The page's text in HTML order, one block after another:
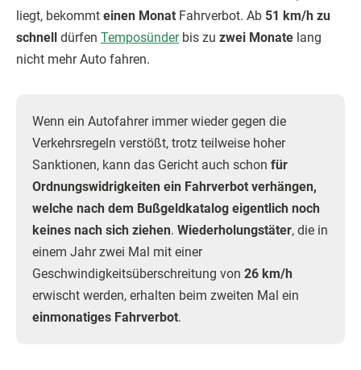
liegt, bekommt einen Monat Fahrverbot. Ab 51 km/h zu
schnell dürfen Temposünderbis zu zwei Monate lang
nicht mehr Auto fahren.
Wenn ein Autofahrer immer wieder gegen die
Verkehrsregeln verstößt, trotz teilweise hoher
Sanktionen, kann das Gericht auch schon für
Ordnungswidrigkeiten ein Fahrverbot verhängen,
welche nach dem Bußgeldkatalog eigentlich noch
keines nach sich ziehen. Wiederholungstäter, die in
einem Jahr zwei Mal mit einer
Geschwindigkeitsüberschreitung von 26 km/h
erwischt werden, erhalten beim zweiten Mal ein
einmonatiges Fahrverbot.